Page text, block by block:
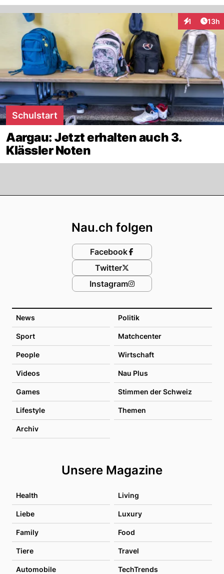
1 13h
Schulstart
Aargau: Jetzt erhalten auch 3.
Klässler Noten
News Politik
Sport Matchcenter
People Wirtschaft
Videos Nau Plus
Games Stimmen der Schweiz
Lifestyle Themen
Archiv
Unsere Magazine
Health Living
Liebe Luxury
Family Food
Tiere Travel
Automobile TechTrends
Nau.ch folgen
Facebook
Twitter
Instagram